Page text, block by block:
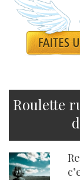
Roulette